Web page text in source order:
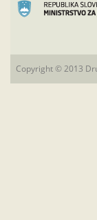
Copyright © 2013